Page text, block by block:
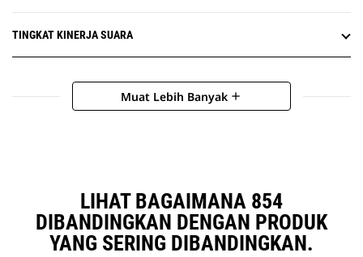
TINGKAT KINERJA SUARA
Muat Lebih Banyak add
LIHAT BAGAIMANA 854
DIBANDINGKAN DENGAN PRODUK
YANG SERING DIBANDINGKAN.